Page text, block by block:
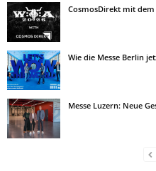
CosmosDirekt mit dem
Wie die Messe Berlin
Messe Luzern: Neue